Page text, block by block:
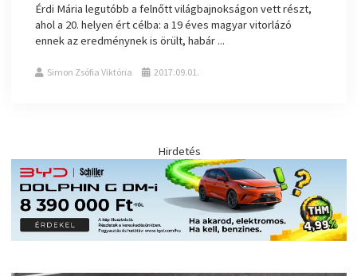
Érdi Mária legutóbb a felnőtt világbajnokságon vett részt,
ahol a 20. helyen ért célba: a 19 éves magyar vitorlázó
ennek az eredménynek is örült, habár ...
Simon Zsófia Viktória 2017.09.01.
Hirdetés